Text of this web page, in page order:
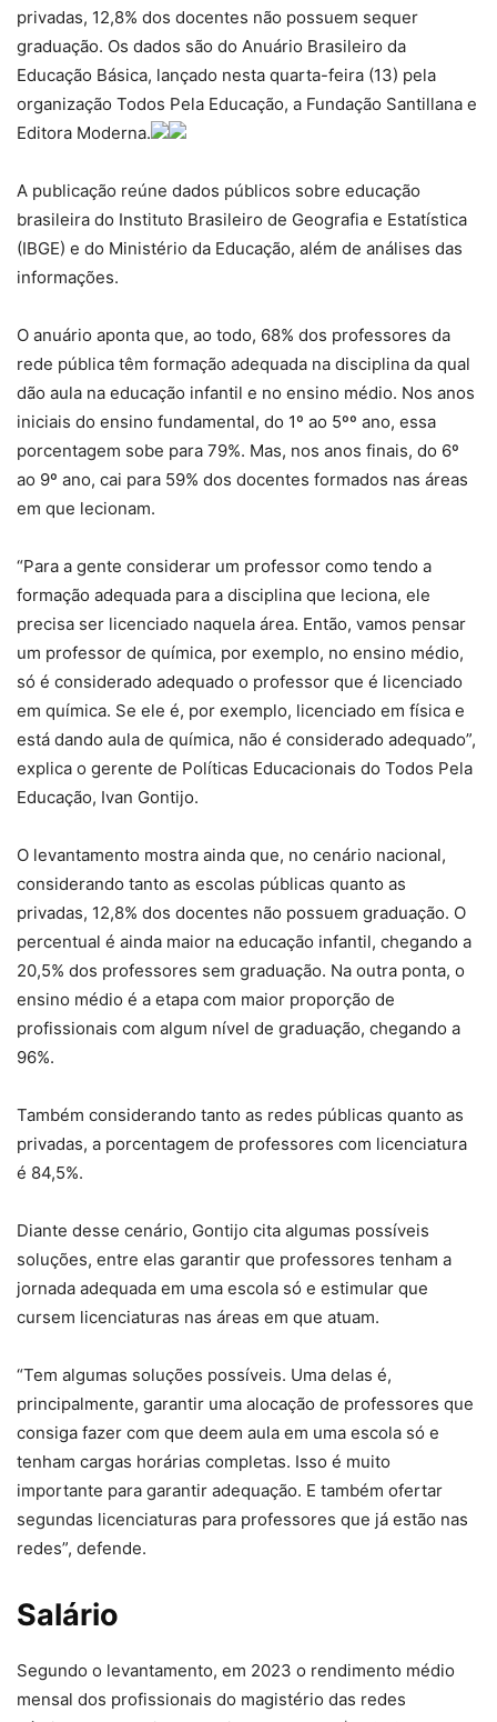
privadas, 12,8% dos docentes não possuem sequer
graduação. Os dados são do Anuário Brasileiro da
Educação Básica, lançado nesta quarta-feira (13) pela
organização Todos Pela Educação, a Fundação Santillana e
Editora Moderna.
A publicação reúne dados públicos sobre educação
brasileira do Instituto Brasileiro de Geografia e Estatística
(IBGE) e do Ministério da Educação, além de análises das
informações.
O anuário aponta que, ao todo, 68% dos professores da
rede pública têm formação adequada na disciplina da qual
dão aula na educação infantil e no ensino médio. Nos anos
iniciais do ensino fundamental, do 1º ao 5ºº ano, essa
porcentagem sobe para 79%. Mas, nos anos finais, do 6º
ao 9º ano, cai para 59% dos docentes formados nas áreas
em que lecionam.
“Para a gente considerar um professor como tendo a
formação adequada para a disciplina que leciona, ele
precisa ser licenciado naquela área. Então, vamos pensar
um professor de química, por exemplo, no ensino médio,
só é considerado adequado o professor que é licenciado
em química. Se ele é, por exemplo, licenciado em física e
está dando aula de química, não é considerado adequado”,
explica o gerente de Políticas Educacionais do Todos Pela
Educação, Ivan Gontijo.
O levantamento mostra ainda que, no cenário nacional,
considerando tanto as escolas públicas quanto as
privadas, 12,8% dos docentes não possuem graduação. O
percentual é ainda maior na educação infantil, chegando a
20,5% dos professores sem graduação. Na outra ponta, o
ensino médio é a etapa com maior proporção de
profissionais com algum nível de graduação, chegando a
96%.
Também considerando tanto as redes públicas quanto as
privadas, a porcentagem de professores com licenciatura
é 84,5%.
Diante desse cenário, Gontijo cita algumas possíveis
soluções, entre elas garantir que professores tenham a
jornada adequada em uma escola só e estimular que
cursem licenciaturas nas áreas em que atuam.
“Tem algumas soluções possíveis. Uma delas é,
principalmente, garantir uma alocação de professores que
consiga fazer com que deem aula em uma escola só e
tenham cargas horárias completas. Isso é muito
importante para garantir adequação. E também ofertar
segundas licenciaturas para professores que já estão nas
redes”, defende.
Salário
Segundo o levantamento, em 2023 o rendimento médio
mensal dos profissionais do magistério das redes